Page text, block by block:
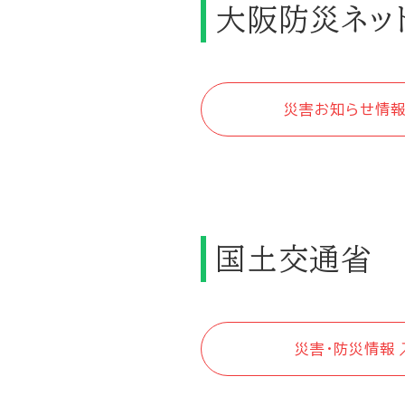
大阪防災ネッ
災害お知らせ情報
国土交通省
災害・防災情報